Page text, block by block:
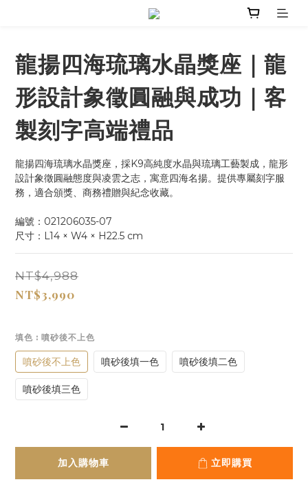
龍揚四海琉璃水晶獎座｜龍
形設計象徵圓融與成功｜客
製刻字高端禮品
龍揚四海琉璃水晶獎座，採K9高純度水晶與琉璃工藝製成，龍形
設計象徵圓融態度與凌雲之志，寓意四海名揚。提供專屬刻字服
務，適合頒獎、商務禮贈與紀念收藏。
編號：021206035-07
尺寸：L14 × W4 × H22.5 cm
NT$4,988
NT$3,990
填色 : 噴砂後不上色
噴砂後不上色 噴砂後填一色 噴砂後填二色
噴砂後填三色
加入購物車 立即購買